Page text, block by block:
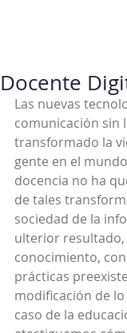
Docente
Las nuevas
comunicación sin
transformado la
gente en el
docencia no ha
de tales
sociedad de la
ulterior resultado,
conocimiento,
prácticas
modificación de
caso de la